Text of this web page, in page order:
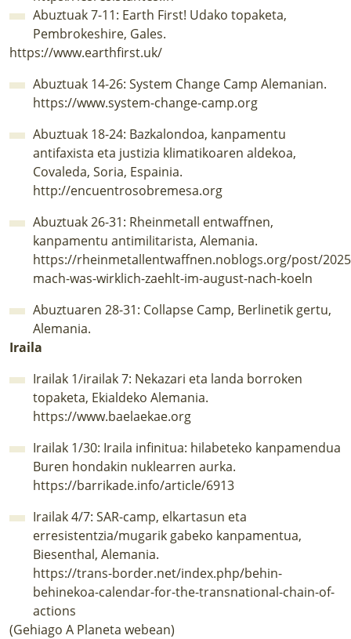
Abuztuak 7-11: Earth First! Udako topaketa,
Pembrokeshire, Gales.
https://www.earthfirst.uk/
Abuztuak 14-26: System Change Camp Alemanian.
https://www.system-change-camp.org
Abuztuak 18-24: Bazkalondoa, kanpamentu
antifaxista eta justizia klimatikoaren aldekoa,
Covaleda, Soria, Espainia.
http://encuentrosobremesa.org
Abuztuak 26-31: Rheinmetall entwaffnen,
kanpamentu antimilitarista, Alemania.
https://rheinmetallentwaffnen.noblogs.org/post/
mach-was-wirklich-zaehlt-im-august-nach-koeln
Abuztuaren 28-31: Collapse Camp, Berlinetik gertu,
Alemania.
Iraila
Irailak 1/irailak 7: Nekazari eta landa borroken
topaketa, Ekialdeko Alemania.
https://www.baelaekae.org
Irailak 1/30: Iraila infinitua: hilabeteko kanpamendua
Buren hondakin nuklearren aurka.
https://barrikade.info/article/6913
Irailak 4/7: SAR-camp, elkartasun eta
erresistentzia/mugarik gabeko kanpamentua,
Biesenthal, Alemania.
https://trans-border.net/index.php/behin-
behinekoa-calendar-for-the-transnational-chain-of-
actions
(Gehiago A Planeta webean)